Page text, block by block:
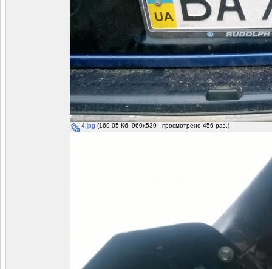
4.jpg (169.05 Кб, 960x539 - просмотрено 456 раз.)